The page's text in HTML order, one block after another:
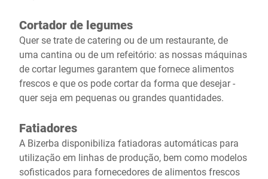
Cortador de legumes
Quer se trate de catering ou de um restaurante, de
uma cantina ou de um refeitório: as nossas máquinas
de cortar legumes garantem que fornece alimentos
frescos e que os pode cortar da forma que desejar -
quer seja em pequenas ou grandes quantidades.
Fatiadores
A Bizerba disponibiliza fatiadoras automáticas para
utilização em linhas de produção, bem como modelos
sofisticados para fornecedores de alimentos frescos